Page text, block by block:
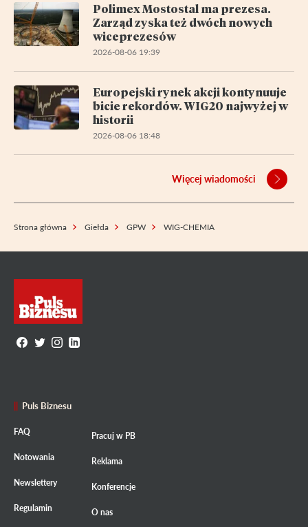
Polimex Mostostal ma prezesa.
Zarząd zyska też dwóch nowych
wiceprezesów
2026-08-06 19:39
Europejski rynek akcji kontynuuje
bicie rekordów. WIG20 najwyżej w
historii
2026-08-06 18:48
Więcej wiadomości
Strona główna Giełda GPW WIG-CHEMIA
Puls Biznesu
FAQ
Notowania
Newslettery
Regulamin
Pracuj w PB
Reklama
Konferencje
O nas